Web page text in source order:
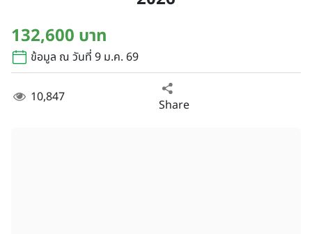
132,600 บาท
ข้อมูล ณ วันที่ 9 ม.ค. 69
10,847 Share